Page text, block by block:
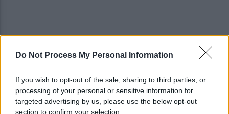
Do Not Process My Personal Information
If you wish to opt-out of the sale, sharing to third parties, or
processing of your personal or sensitive information for
targeted advertising by us, please use the below opt-out
section to confirm your selection.
Napoli-Celta Vigo 1-1: termina in pari il secondo
Lukaku verso il Fenerbache: ha l'accordo col club